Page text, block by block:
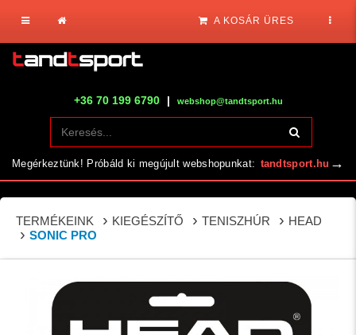
+36 70 199 6790 | webshop@tandtsport.hu
A KOSÁR ÜRES
Megérkeztünk! Próbáld ki megújult webshopunkat: tandtsport.hu →
TERMÉKEINK KIEGÉSZÍTŐ TENISZHÚR
HEAD
SONIC PRO